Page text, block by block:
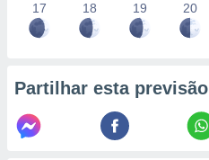
17 18 19 20
Partilhar esta previsão